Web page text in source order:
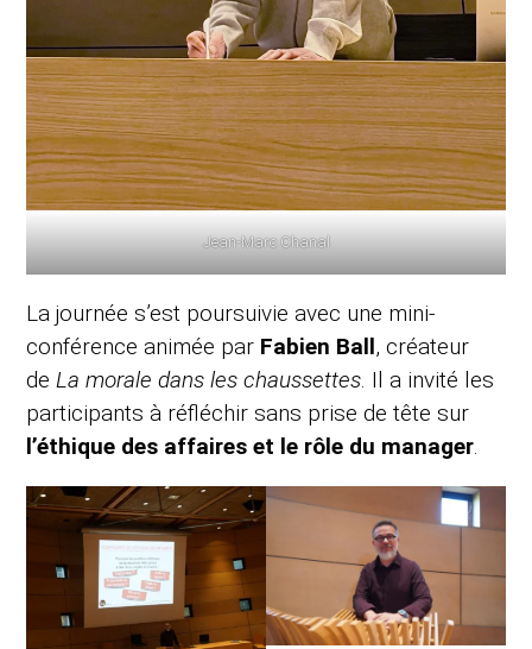
Jean-Marc Chanal
La journée s’est poursuivie avec une mini-
conférence animée par Fabien Ball, créateur
deLa morale dans les chaussettes. Il a invité les
participants à réfléchir sans prise de tête sur
l’éthique des affaires et le rôle du manager.